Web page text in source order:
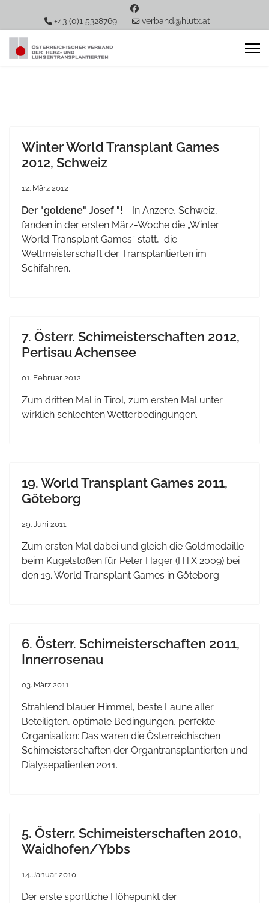
+43 (0)1 5328769 verband@hlutx.at
Winter World Transplant Games
2012, Schweiz
12. März 2012
Der "goldene" Josef "! - In Anzere, Schweiz,
fanden in der ersten März-Woche die „Winter
World Transplant Games“ statt, die
Weltmeisterschaft der Transplantierten im
Schifahren.
7. Österr. Schimeisterschaften 2012,
Pertisau Achensee
01. Februar 2012
Zum dritten Mal in Tirol, zum ersten Mal unter
wirklich schlechten Wetterbedingungen.
19. World Transplant Games 2011,
Göteborg
29. Juni 2011
Zum ersten Maldabei und gleich die Goldmedaille
beim Kugelstoßen für Peter Hager (HTX 2009) bei
den 19. World Transplant Games in Göteborg.
6. Österr. Schimeisterschaften 2011,
Innerrosenau
03. März 2011
Strahlend blauer Himmel, beste Laune aller
Beteiligten, optimale Bedingungen, perfekte
Organisation: Das waren die Österreichischen
Schimeisterschaften der Organtransplantierten und
Dialysepatienten 2011.
5. Österr. Schimeisterschaften 2010,
Waidhofen/Ybbs
14. Januar 2010
Der erste sportliche Höhepunkt der